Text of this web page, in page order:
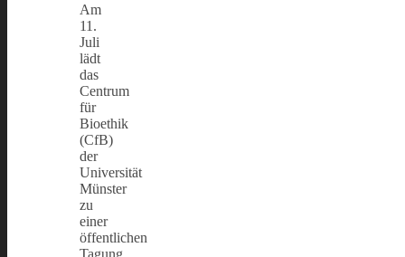
Am
11.
Juli
lädt
das
Centrum
für
Bioethik
(CfB)
der
Universität
Münster
zu
einer
öffentlichen
Tagung